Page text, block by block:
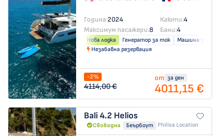
Година:2024 Каюти:4
Максимум пасажери:8 Бани:4
Нова лодка Генератор за ток
Машина за
Незабавна резервация
-2%
4114,00 €
от за ден
4011,15 €
Bali 4.2 Helios
Свободна Беърбоут Philisa Location